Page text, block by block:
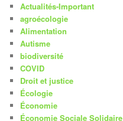
Actualités-Important
agroécologie
Alimentation
Autisme
biodiversité
COVID
Droit et justice
Écologie
Économie
Économie Sociale Solidaire